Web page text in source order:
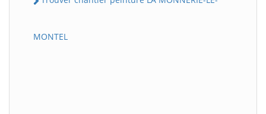
MONTEL